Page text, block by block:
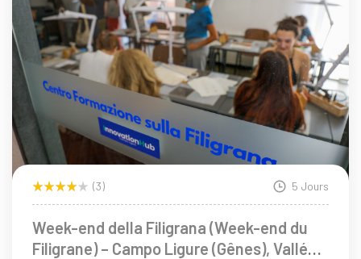
(3) 5 Jours
Week-end della Filigrana (Week-end du
Filigrane) – Campo Ligure (Gênes), Vallée